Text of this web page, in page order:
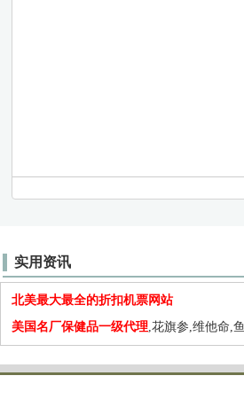
实用资讯
北美最大最全的折扣机票网站
美国名厂保健品一级代理,花旗参,维他命,